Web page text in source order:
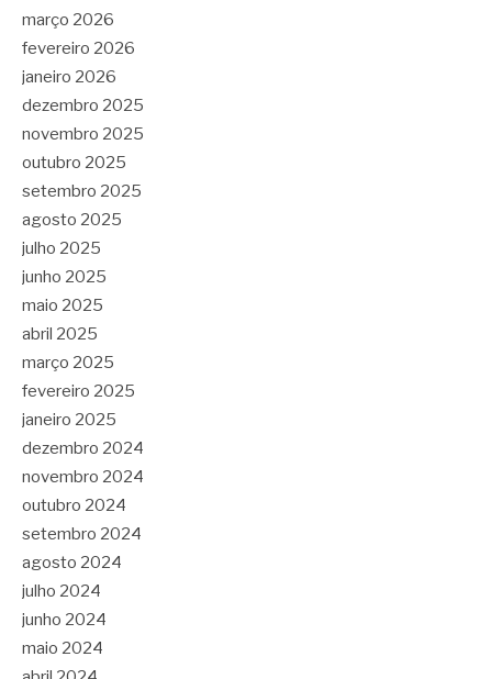
março 2026
fevereiro 2026
janeiro 2026
dezembro 2025
novembro 2025
outubro 2025
setembro 2025
agosto 2025
julho 2025
junho 2025
maio 2025
abril 2025
março 2025
fevereiro 2025
janeiro 2025
dezembro 2024
novembro 2024
outubro 2024
setembro 2024
agosto 2024
julho 2024
junho 2024
maio 2024